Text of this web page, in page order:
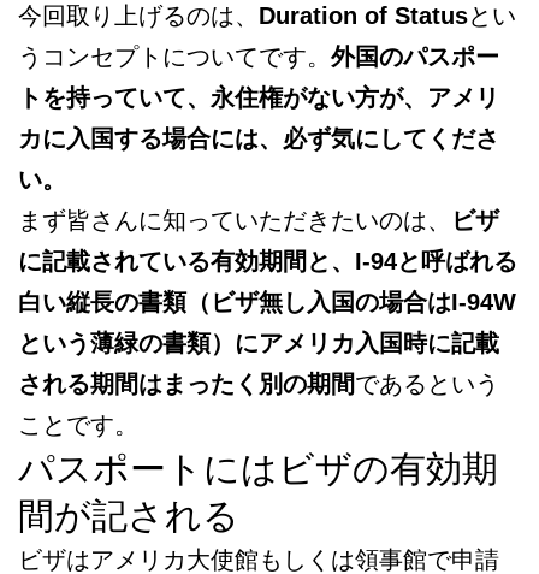
今回取り上げるのは、 Duration of Statusとい
うコンセプトについてです。 外国のパスポー
トを持っていて、永住権がない方が、アメリ
カに入国する場合には、必ず気にしてくださ
い。
まず皆さんに知っていただきたいのは、
ビザ
に記載されている有効期間と、I-94と呼ばれる
白い縦長の書類（ビザ無し入国の場合はI-94W
という薄緑の書類）にアメリカ入国時に記載
される期間はまったく別の期間であるという
ことです。
パスポートにはビザの有効期
間が記される
ビザはアメリカ大使館もしくは領事館で申請